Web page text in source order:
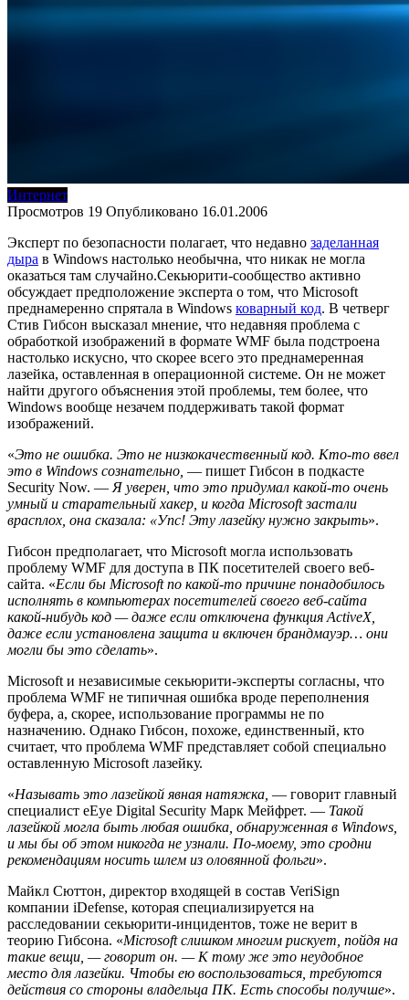
Интернет
Просмотров 19 Опубликовано 16.01.2006
Эксперт по безопасности полагает, что недавно заделанная
дыра в Windows настолько необычна, что никак не могла
оказаться там случайно.Секьюрити-сообщество активно
обсуждает предположение эксперта о том, что Microsoft
преднамеренно спрятала в Windows коварный код. В четверг
Стив Гибсон высказал мнение, что недавняя проблема с
обработкой изображений в формате WMF была подстроена
настолько искусно, что скорее всего это преднамеренная
лазейка, оставленная в операционной системе. Он не может
найти другого объяснения этой проблемы, тем более, что
Windows вообще незачем поддерживать такой формат
изображений.
«Это не ошибка. Это не низкокачественный код. Кто-то ввел
это в Windows сознательно, — пишет Гибсон в подкасте
Security Now. — Я уверен, что это придумал какой-то очень
умный и старательный хакер, и когда Microsoft застали
врасплох, она сказала: «Упс! Эту лазейку нужно закрыть».
Гибсон предполагает, что Microsoft могла использовать
проблему WMF для доступа в ПК посетителей своего веб-
сайта. «Если бы Microsoft по какой-то причине понадобилось
исполнять в компьютерах посетителей своего веб-сайта
какой-нибудь код — даже если отключена функция ActiveX,
даже если установлена защита и включен брандмауэр… они
могли бы это сделать».
Microsoft и независимые секьюрити-эксперты согласны, что
проблема WMF не типичная ошибка вроде переполнения
буфера, а, скорее, использование программы не по
назначению. Однако Гибсон, похоже, единственный, кто
считает, что проблема WMF представляет собой специально
оставленную Microsoft лазейку.
«Называть это лазейкой явная натяжка, — говорит главный
специалист eEye Digital Security Марк Мейфрет. — Такой
лазейкой могла быть любая ошибка, обнаруженная в Windows,
и мы бы об этом никогда не узнали. По-моему, это сродни
рекомендациям носить шлем из оловянной фольги».
Майкл Сюттон, директор входящей в состав VeriSign
компании iDefense, которая специализируется на
расследовании секьюрити-инцидентов, тоже не верит в
теорию Гибсона. «Microsoft слишком многим рискует, пойдя на
такие вещи, — говорит он. — К тому же это неудобное
место для лазейки. Чтобы ею воспользоваться, требуются
действия со стороны владельца ПК. Есть способы получше».